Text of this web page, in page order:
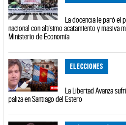
La docencia le paró el
nacional con altísimo acatamiento y masiva
Ministerio de Economía
ELECCIONES
La Libertad Avanza
paliza en Santiago del Estero